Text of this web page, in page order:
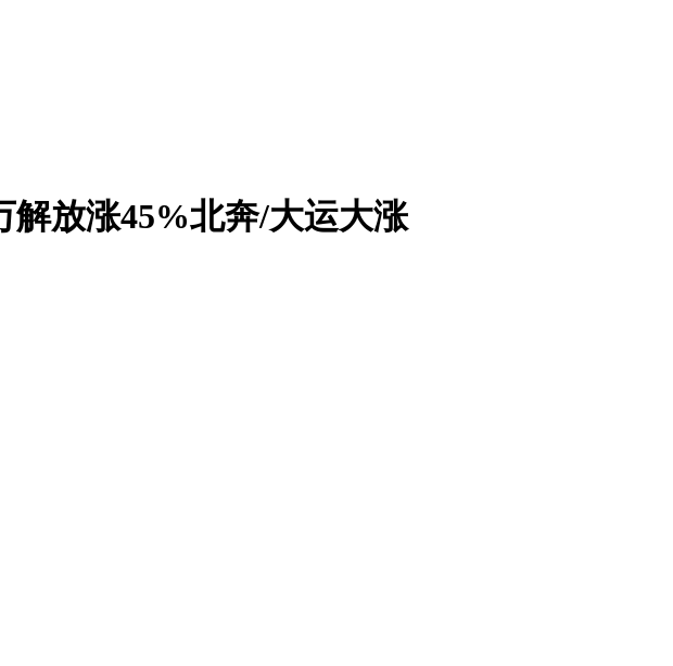
解放涨45%北奔/大运大涨